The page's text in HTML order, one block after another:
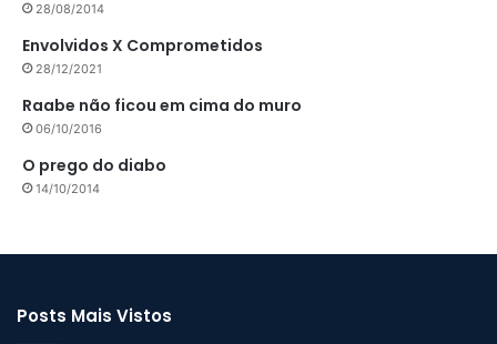
28/08/2014
Envolvidos X Comprometidos
28/12/2021
Raabe não ficou em cima do muro
06/10/2016
O prego do diabo
14/10/2014
Posts Mais Vistos